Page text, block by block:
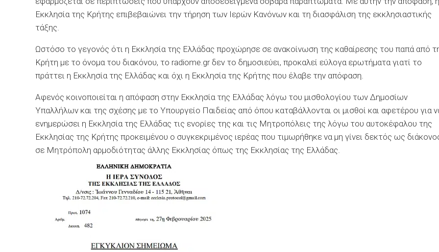
Εκκλησία της Κρήτης επιβεβαιώνει την τήρηση των Ιερών Κανόνων και τη διασφάλιση της εκκλησιαστικής
τάξης.
Ωστόσο το γεγονός ότι η Εκκλησία της Ελλάδας προχώρησε σε ανακοίνωση της καθαίρεσης του παπά από
Κρήτη με το όνομα του διακόνου, το radiome.gr δεν το δημοσιεύει, προκαλεί εύλογα ερωτήματα γιατί το
πράττει η Εκκλησία της Ελλάδας και όχι η Εκκλησία της Κρήτης που έλαβε την απόφαση.
Αφενός κοινοποιείται η απόφαση στην Εκκλησία της Ελλάδας λόγω του μισθολογίου των Δημοσίων
Υπαλλήλων και της σχέσης με το Υπουργείο Παιδείας από όπου καταβάλλονται οι μισθοί και αφετέρου για
ενημερώσει η Εκκλησία της Ελλάδας τις ενορίες της και τις Μητροπόλεις της λόγω του αυτοκέφαλου της
Εκκλησίας της Κρήτης προκειμένου ο συγκεκριμένος ιερέας που τιμωρήθηκε να μη γίνει δεκτός ως
σε Μητρόπολη αρμοδιότητας άλλης Εκκλησίας όπως της Εκκλησίας της Ελλάδας.